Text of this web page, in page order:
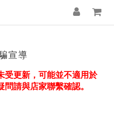
宣導
受更新，可能並不適用於
請與店家聯繫確認。